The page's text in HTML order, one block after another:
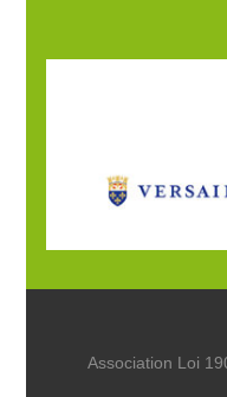
Association Loi